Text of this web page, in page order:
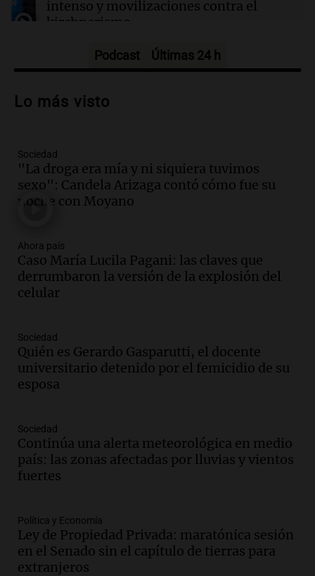
intenso y movilizaciones contra el
kirchnerismo
Audio.Debate en el Senado sobre
la soberanía digital en Argentina
Audio.
Mendoza se prepara para un fin
de semana helado y ciudadanos
marchan contra reforma de tierras
Panorama Federal
Audio.
El "Mono" de Kapanga
adelantó su show en Rosario.
Viva la Radio Rosario
Episodios
en suspenso a hombre por simular robo
de recaudación en San Luis
Panorama Federal
Episodios
ayuda por problemas de fertilidad y la
ostentación de millonarios
Amamos Argentina
Episodios
avanza con testimonios clave sobre el
accidente en Villa Dolores
Panorama Federal
Episodios
Podcast Últimas 24 h
Lo más visto
Sociedad
"La droga era mía y ni siquiera tuvimos
sexo": Candela Arizaga contó cómo fue su
noche con Moyano
Ahora país
Caso María Lucila Pagani: las claves que
derrumbaron la versión de la explosión del
celular
Sociedad
Quién es Gerardo Gasparutti, el docente
universitario detenido por el femicidio de su
esposa
Sociedad
Continúa una alerta meteorológica en medio
país: las zonas afectadas por lluvias y vientos
fuertes
Política y Economía
Ley de Propiedad Privada: maratónica sesión
en el Senado sin el capítulo de tierras para
extranjeros